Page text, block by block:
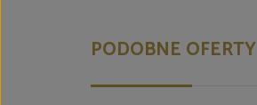
PODOBNE OFERTY